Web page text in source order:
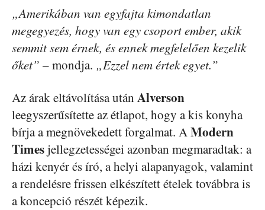
„Amerikában van egyfajta kimondatlan
megegyezés, hogy van egy csoport ember, akik
semmit sem érnek, és ennek megfelelően kezelik
őket” – mondja. „Ezzel nem értek egyet.”
Az árak eltávolítása után Alverson
leegyszerűsítette az étlapot, hogy a kis konyha
bírja a megnövekedett forgalmat. AModern
Timesjellegzetességei azonban megmaradtak: a
házi kenyér és író, a helyi alapanyagok, valamint
a rendelésre frissen elkészített ételek továbbra is
a koncepció részét képezik.